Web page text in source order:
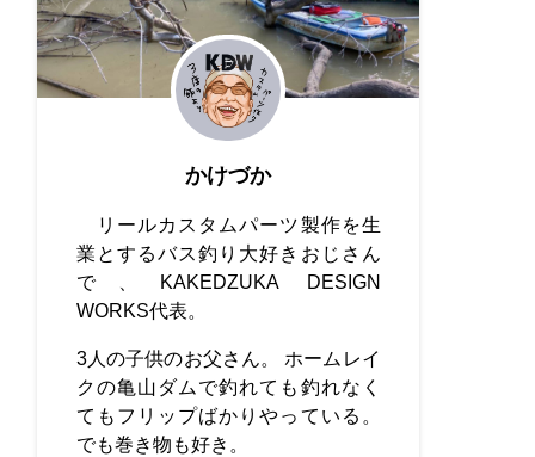
かけづか
リールカスタムパーツ製作を生
業とするバス釣り大好きおじさん
で、KAKEDZUKA DESIGN
WORKS代表。
3人の子供のお父さん。 ホームレイ
クの亀山ダムで釣れても釣れなく
てもフリップばかりやっている。
でも巻き物も好き。